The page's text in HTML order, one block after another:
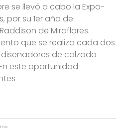
se llevó a cabo la Expo-
por su 1er año de
de Miraflores.
que se realiza cada dos
de calzado
este oportunidad